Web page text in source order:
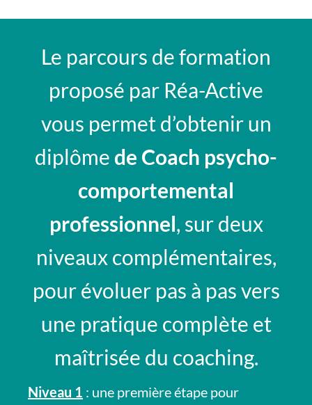
Le parcours de formation
proposé par Réa-Active
vous permet d’obtenir un
diplôme de Coach psycho-
comportemental
professionnel, sur deux
niveaux complémentaires,
pour évoluer pas à pas vers
une pratique complète et
maîtrisée du coaching.
Niveau 1 : une première étape pour